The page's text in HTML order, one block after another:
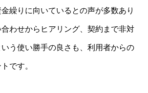
繰りに向いているとの声が多数あり
わせからヒアリング、契約まで非対
う使い勝手の良さも、利用者からの
です。